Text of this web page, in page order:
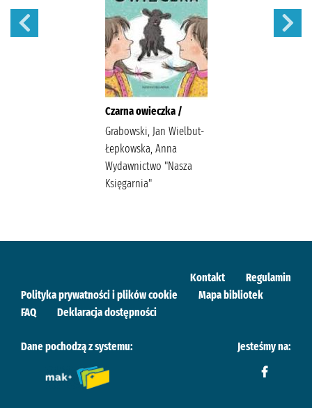
Czarna owieczka /
Grabowski, Jan Wielbut-
Łepkowska, Anna
Wydawnictwo "Nasza
Księgarnia"
Kontakt
Regulamin
Polityka prywatności i plików cookie
Mapa bibliotek
FAQ
Deklaracja dostępności
Dane pochodzą z systemu: Jesteśmy na: